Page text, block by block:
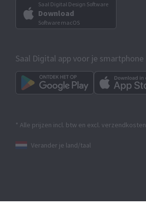
Saal Digital Design Software
Download
Software macOS
Saal Digital app voor je smartphone
* Alle prijzen incl. btw en excl. verzendkosten
Verander je land/taal